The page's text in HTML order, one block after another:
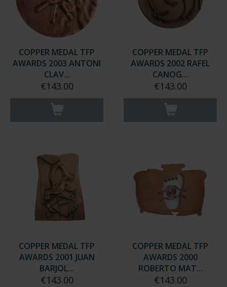
COPPER MEDAL TFP
AWARDS 2003 ANTONI
CLAV...
€143.00
COPPER MEDAL TFP
AWARDS 2002 RAFEL
CANOG...
€143.00
COPPER MEDAL TFP
AWARDS 2001 JUAN
BARJOL...
€143.00
COPPER MEDAL TFP
AWARDS 2000
ROBERTO MAT...
€143.00